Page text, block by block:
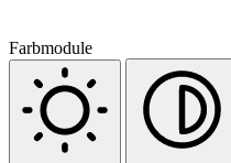
Farbmodule